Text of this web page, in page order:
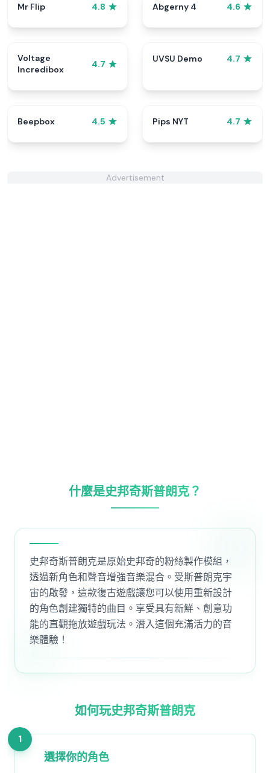
Mr Flip 4.8 Abgerny 4 4.6
Voltage
Incredibox
4.7
UVSU Demo 4.7
Beepbox 4.5 Pips NYT 4.7
Advertisement
什麼是史邦奇斯普朗克？
史邦奇斯普朗克是原始史邦奇的粉絲製作模組，
透過新角色和聲音增強音樂混合。受斯普朗克宇
宙的啟發，這款復古遊戲讓您可以使用重新設計
的角色創建獨特的曲目。享受具有新鮮、創意功
能的直觀拖放遊戲玩法。潛入這個充滿活力的音
樂體驗！
如何玩史邦奇斯普朗克
1
選擇你的角色